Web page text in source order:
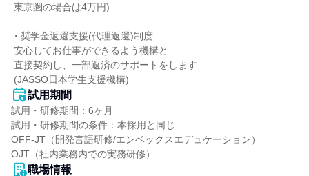
・奨学金返還支援(代理返還)制度
(JASSO日本学生支援機構)
試用期間
試用・研修期間：6ヶ月
試用・研修期間の条件：本採用と同じ
OFF-JT（開発言語研修/エンベックスエデュケーション）
職場情報